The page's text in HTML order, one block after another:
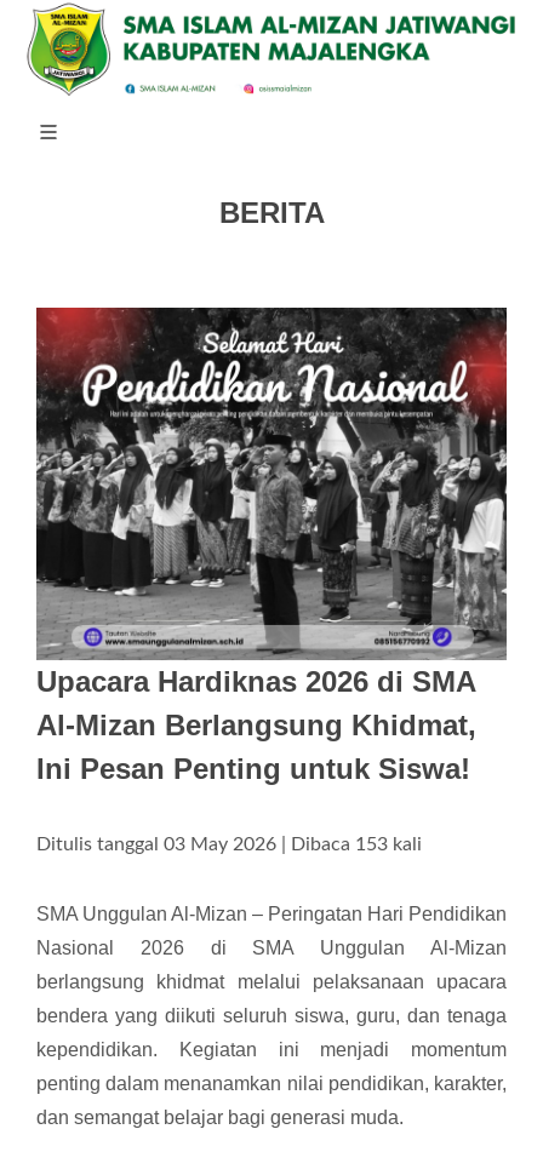
BERITA
Upacara Hardiknas 2026 di SMA
Al-Mizan Berlangsung Khidmat,
Ini Pesan Penting untuk Siswa!
Ditulis tanggal 03 May 2026 | Dibaca 153 kali
SMA Unggulan Al-Mizan – Peringatan Hari Pendidikan
Nasional 2026 di SMA Unggulan Al-Mizan
berlangsung khidmat melalui pelaksanaan upacara
bendera yang diikuti seluruh siswa, guru, dan tenaga
kependidikan. Kegiatan ini menjadi momentum
penting dalam menanamkan nilai pendidikan, karakter,
dan semangat belajar bagi generasi muda.